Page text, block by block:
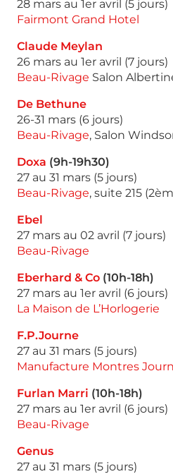
28 mars au 1er avril (5 jours)
Fairmont Grand Hotel
Claude Meylan
26 mars au 1er avril (7 jours)
Beau-Rivage Salon
De Bethune
26-31 mars (6 jours)
Beau-Rivage, Salon
Doxa (9h-19h30)
27 au 31 mars (5 jours)
Beau-Rivage, suite 215
Ebel
27 mars au 02 avril (7 jours)
Beau-Rivage
Eberhard & Co (10h-18h)
27 mars au 1er avril (6 jours)
La Maison de L’Horlogerie
F.P.Journe
27 au 31 mars (5 jours)
Manufacture Montres
Furlan Marri (10h-18h)
27 mars au 1er avril (6 jours)
Beau-Rivage
Genus
27 au 31 mars (5 jours)